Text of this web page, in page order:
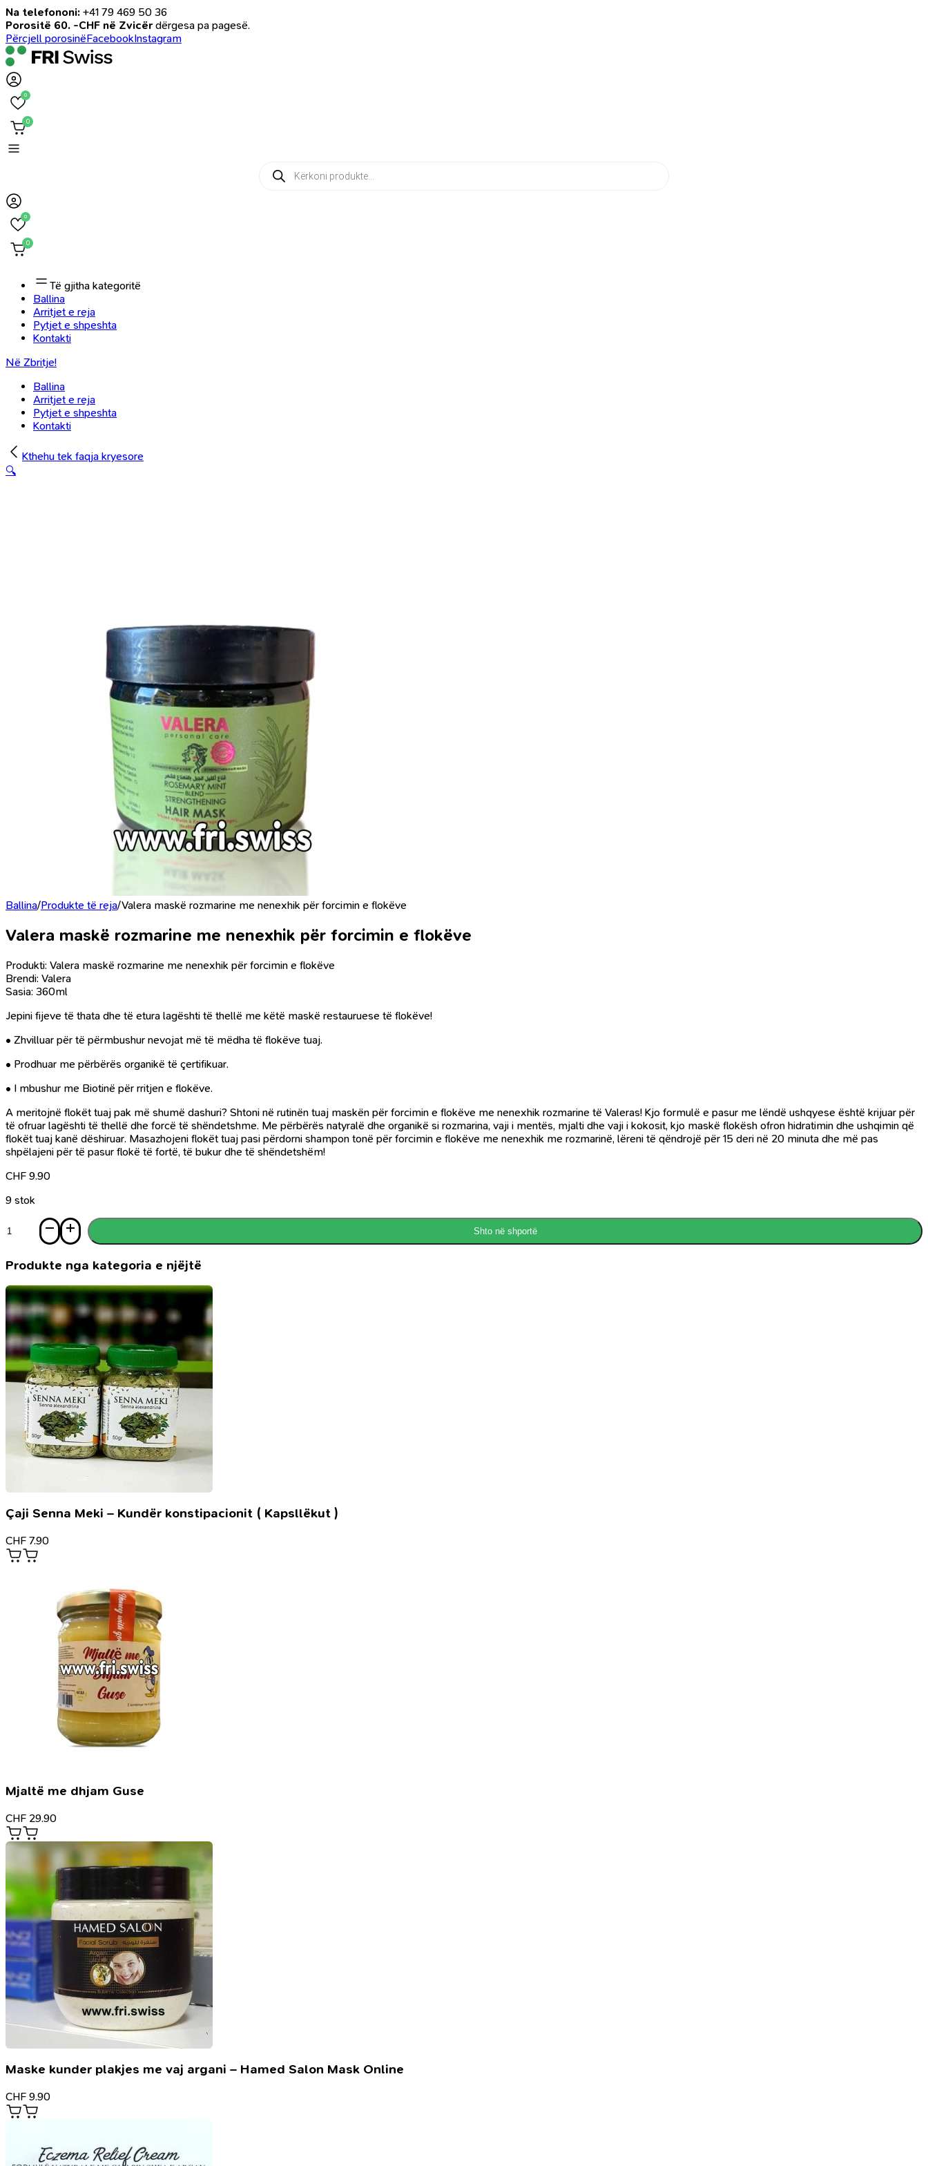
Na telefononi: +41 79 469 50 36
Porositë 60. -CHF në Zvicër dërgesa pa pagesë.
Përcjell porosinëFacebookInstagram
0
0
Products
search
0
0
Të gjitha kategoritë
Ballina
Arritjet e reja
Pytjet e shpeshta
Kontakti
Në Zbritje!
Ballina
Arritjet e reja
Pytjet e shpeshta
Kontakti
Kthehu tek faqja kryesore
🔍
Ballina/Produkte të reja/Valera maskë rozmarine me nenexhik për forcimin e flokëve
Valera maskë rozmarine me nenexhik për forcimin e flokëve
Produkti: Valera maskë rozmarine me nenexhik për forcimin e flokëve
Brendi: Valera
Sasia: 360ml
Jepini fijeve të thata dhe të etura lagështi të thellë me këtë maskë restauruese të flokëve!
• Zhvilluar për të përmbushur nevojat më të mëdha të flokëve tuaj.
• Prodhuar me përbërës organikë të çertifikuar.
• I mbushur me Biotinë për rritjen e flokëve.
A meritojnë flokët tuaj pak më shumë dashuri? Shtoni në rutinën tuaj maskën për forcimin e flokëve me nenexhik rozmarine të Valeras! Kjo formulë e pasur me lëndë ushqyese është krijuar për
të ofruar lagështi të thellë dhe forcë të shëndetshme. Me përbërës natyralë dhe organikë si rozmarina, vaji i mentës, mjalti dhe vaji i kokosit, kjo maskë flokësh ofron hidratimin dhe ushqimin që
flokët tuaj kanë dëshiruar. Masazhojeni flokët tuaj pasi përdorni shampon tonë për forcimin e flokëve me nenexhik me rozmarinë, lëreni të qëndrojë për 15 deri në 20 minuta dhe më pas
shpëlajeni për të pasur flokë të fortë, të bukur dhe të shëndetshëm!
CHF 9.90
9 stok
Valera
rozmarine
nenexhik
për
forcimin
e
flokëve
Shto në shportë
Produkte nga kategoria e njëjtë
Çaji Senna Meki – Kundër konstipacionit ( Kapsllëkut )
CHF 7.90
Mjaltë me dhjam Guse
CHF 29.90
Maske kunder plakjes me vaj argani – Hamed Salon Mask Online
CHF 9.90